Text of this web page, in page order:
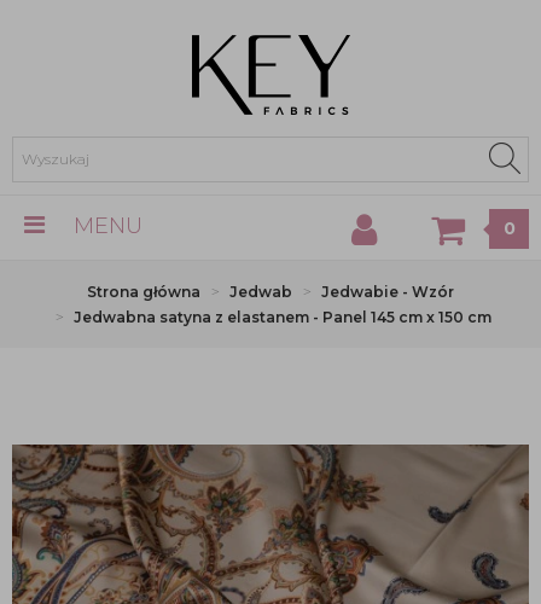
MENU 0
Strona główna Jedwab
Jedwabie - Wzór
Jedwabna satyna z elastanem - Panel 145 cm x 150 cm